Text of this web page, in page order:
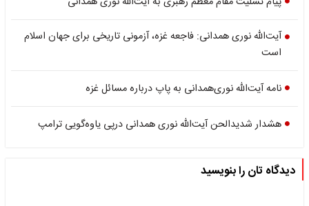
آیت‌الله نوری همدانی: فاجعه غزه، آزمونی تاریخی برای جهان اسلام
است
نامه آیت‌الله نوری‌همدانی به پاپ درباره مسائل غزه
هشدار شدیدالحن آیت‌الله نوری همدانی درپی یاوه‌گویی ترامپ
دیدگاه تان را بنویسید